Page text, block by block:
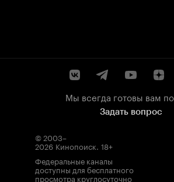
Мы всегда готовы вам
Задать вопрос
© 2003–
2026 Кинопоиск. 18+
Федеральные каналы
доступны для бесплатного
просмотра круглосуточно